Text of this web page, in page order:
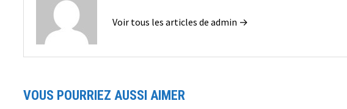
Voir tous les articles de admin →
VOUS POURRIEZ AUSSI AIMER